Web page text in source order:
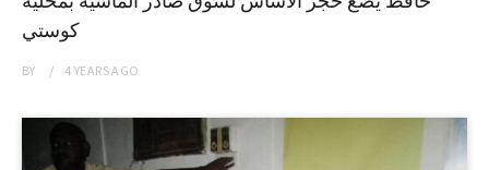
كوستي
BY 4 YEARSAGO